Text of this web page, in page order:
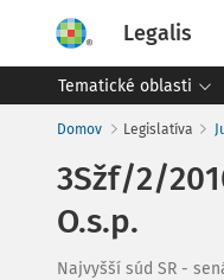
Legalis
Tematické oblasti
Domov Legislatíva
3Sžf/2/
O.s.p.
Najvyšší súd SR -